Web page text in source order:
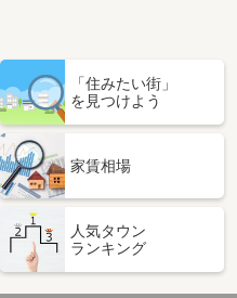
「住みたい街」
を見つけよう
家賃相場
人気タウン
ランキング